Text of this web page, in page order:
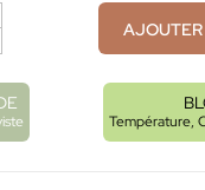
AJOUTER
Température,